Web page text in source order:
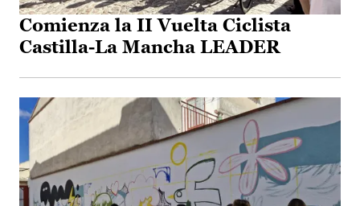
Comienza la II Vuelta Ciclista
Castilla-La Mancha LEADER